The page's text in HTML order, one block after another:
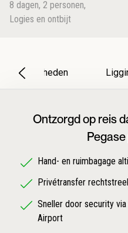
8 dagen, 2 personen,
Logies en ontbijt
Bijzonderheden
Ontzorgd op reis
Hand- en ruimbagage
Privétransfer
Sneller door security
Airport